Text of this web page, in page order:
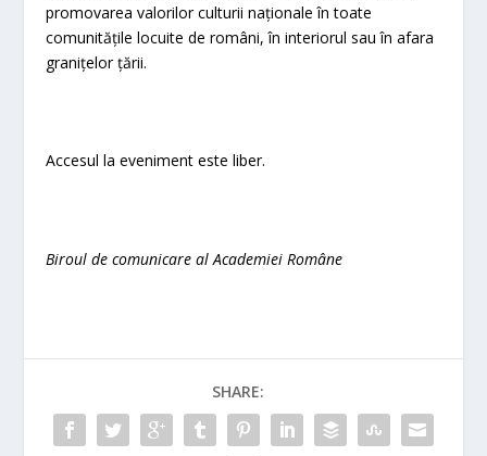
promovarea valorilor culturii naționale în toate
comunitățile locuite de români, în interiorul sau în afara
granițelor țării.
Accesul la eveniment este liber.
Biroul de comunicare al Academiei Române
SHARE: